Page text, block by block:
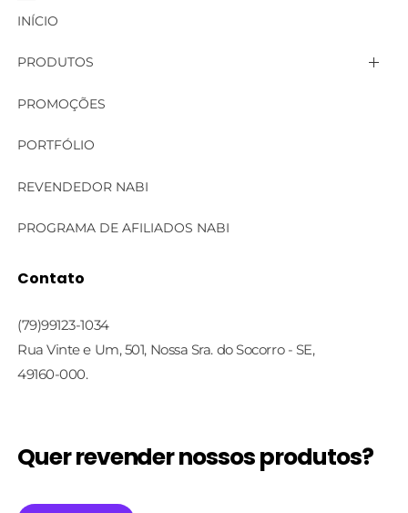
INÍCIO
PRODUTOS
Linha Aromas de Nabi
Linha Bella
Linha Corporal
Linha Cosmecêutica
PROMOÇÕES
PORTFÓLIO
REVENDEDOR NABI
PROGRAMA DE AFILIADOS NABI
Contato
(79)99123-1034
Rua Vinte e Um, 501, Nossa Sra. do Socorro - SE,
49160-000.
Quer revender nossos produtos?